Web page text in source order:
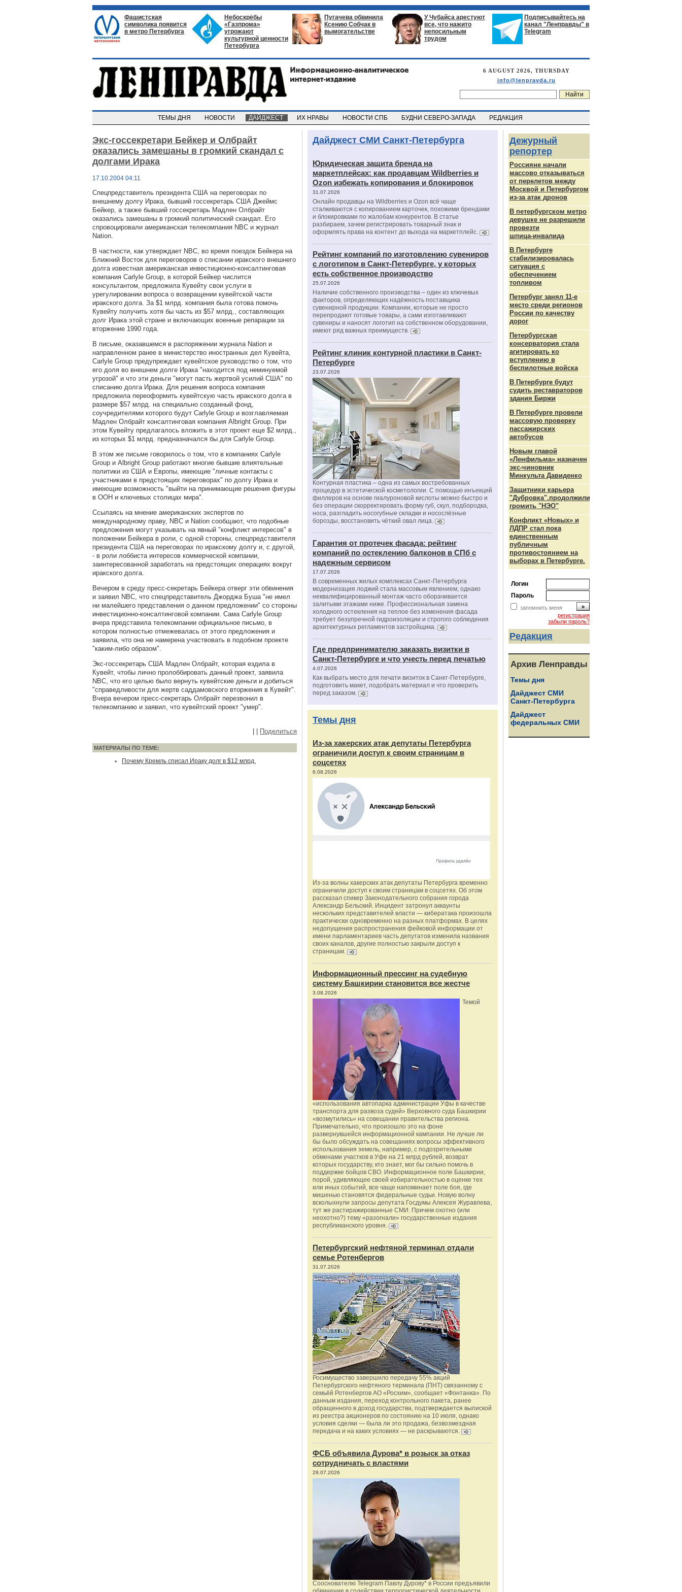
Фашистская
символика появится
в метро Петербурга
Небоскрёбы
«Газпрома»
угрожают
культурной ценности
Петербурга
Пугачева обвинила
Ксению Собчак в
вымогательстве
У Чубайса арестуют
все, что нажито
непосильным
трудом
Подписывайтесь на
канал "Ленправды" в
Telegram
6 AUGUST 2026, THURSDAY
info@lenpravda.ru
ТЕМЫ ДНЯ НОВОСТИ ДАЙДЖЕСТ ИХ НРАВЫ НОВОСТИ СПБ БУДНИ СЕВЕРО-ЗАПАДА РЕДАКЦИЯ
Экс-госсекретари Бейкер и Олбрайт
оказались замешаны в громкий скандал с
долгами Ирака
17.10.2004 04:11
Спецпредставитель президента США на переговорах по
внешнему долгу Ирака, бывший госсекретарь США Джеймс
Бейкер, а также бывший госсекретарь Мадлен Олбрайт
оказались замешаны в громкий политический скандал. Его
спровоцировали американская телекомпания NBC и журнал
Nation.
В частности, как утверждает NBC, во время поездок Бейкера на
Ближний Восток для переговоров о списании иракского внешнего
долга известная американская инвестиционно-консалтинговая
компания Carlyle Group, в которой Бейкер числится
консультантом, предложила Кувейту свои услуги в
урегулировании вопроса о возвращении кувейтской части
иракского долга. За $1 млрд. компания была готова помочь
Кувейту получить хотя бы часть из $57 млрд., составляющих
долг Ирака этой стране и включающих военные репарации за
вторжение 1990 года.
В письме, оказавшемся в распоряжении журнала Nation и
направленном ранее в министерство иностранных дел Кувейта,
Carlyle Group предупреждает кувейтское руководство о том, что
его доля во внешнем долге Ирака "находится под неминуемой
угрозой" и что эти деньги "могут пасть жертвой усилий США" по
списанию долга Ирака. Для решения вопроса компания
предложила переоформить кувейтскую часть иракского долга в
размере $57 млрд. на специально созданный фонд,
соучредителями которого будут Carlyle Group и возглавляемая
Мадлен Олбрайт консалтинговая компания Albright Group. При
этом Кувейту предлагалось вложить в этот проект еще $2 млрд.,
из которых $1 млрд. предназначался бы для Carlyle Group.
В этом же письме говорилось о том, что в компаниях Carlyle
Group и Albright Group работают многие бывшие влиятельные
политики из США и Европы, имеющие "личные контакты с
участниками в предстоящих переговорах" по долгу Ирака и
имеющие возможность "выйти на принимающие решения фигуры
в ООН и ключевых столицах мира".
Ссылаясь на мнение американских экспертов по
международному праву, NBC и Nation сообщают, что подобные
предложения могут указывать на явный "конфликт интересов" в
положении Бейкера в роли, с одной стороны, спецпредставителя
президента США на переговорах по иракскому долгу и, с другой,
- в роли лоббиста интересов коммерческой компании,
заинтересованной заработать на предстоящих операциях вокруг
иракского долга.
Вечером в среду пресс-секретарь Бейкера отверг эти обвинения
и заявил NBC, что спецпредставитель Джорджа Буша "не имел
ни малейшего представления о данном предложении" со стороны
инвестиционно-консалтинговой компании. Сама Carlyle Group
вчера представила телекомпании официальное письмо, в
котором полностью отмежевалась от этого предложения и
заявила, что она не намерена участвовать в подобном проекте
"каким-либо образом".
Экс-госсекретарь США Мадлен Олбрайт, которая ездила в
Кувейт, чтобы лично пролоббировать данный проект, заявила
NBC, что его целью было вернуть кувейтские деньги и добиться
"справедливости для жертв саддамовского вторжения в Кувейт".
Вчера вечером пресс-секретарь Олбрайт перезвонил в
телекомпанию и заявил, что кувейтский проект "умер".
Поделиться
МАТЕРИАЛЫ ПО ТЕМЕ:
Почему Кремль списал Ираку долг в $12 млрд.
Дайджест СМИ Санкт-Петербурга
Юридическая защита бренда на
маркетплейсах: как продавцам Wildberries и
Ozon избежать копирования и блокировок
31.07.2026
Онлайн продавцы на Wildberries и Ozon всё чаще
сталкиваются с копированием карточек, похожими брендами
и блокировками по жалобам конкурентов. В статье
разбираем, зачем регистрировать товарный знак и
оформлять права на контент до выхода на маркетплейс.
Рейтинг компаний по изготовлению сувениров
с логотипом в Санкт-Петербурге, у которых
есть собственное производство
25.07.2026
Наличие собственного производства – один из ключевых
факторов, определяющих надёжность поставщика
сувенирной продукции. Компании, которые не просто
перепродают готовые товары, а сами изготавливают
сувениры и наносят логотип на собственном оборудовании,
имеют ряд важных преимуществ.
Рейтинг клиник контурной пластики в Санкт-
Петербурге
23.07.2026
Контурная пластика – одна из самых востребованных
процедур в эстетической косметологии. С помощью инъекций
филлеров на основе гиалуроновой кислоты можно быстро и
без операции скорректировать форму губ, скул, подбородка,
носа, разгладить носогубные складки и носослёзные
борозды, восстановить чёткий овал лица.
Гарантия от протечек фасада: рейтинг
компаний по остеклению балконов в СПб с
надежным сервисом
17.07.2026
В современных жилых комплексах Санкт-Петербурга
модернизация лоджий стала массовым явлением, однако
неквалифицированный монтаж часто оборачивается
залитыми этажами ниже. Профессиональная замена
холодного остекления на теплое без изменения фасада
требует безупречной гидроизоляции и строгого соблюдения
архитектурных регламентов застройщика.
Где предпринимателю заказать визитки в
Санкт-Петербурге и что учесть перед печатью
4.07.2026
Как выбрать место для печати визиток в Санкт-Петербурге,
подготовить макет, подобрать материал и что проверить
перед заказом.
Темы дня
Из‑за хакерских атак депутаты Петербурга
ограничили доступ к своим страницам в
соцсетях
6.08.2026
Из‑за волны хакерских атак депутаты Петербурга временно
ограничили доступ к своим страницам в соцсетях. Об этом
рассказал спикер Законодательного собрания города
Александр Бельский. Инцидент затронул аккаунты
нескольких представителей власти — кибератака произошла
практически одновременно на разных платформах. В целях
недопущения распространения фейковой информации от
имени парламентариев часть депутатов изменила названия
своих каналов, другие полностью закрыли доступ к
страницам.
Информационный прессинг на судебную
систему Башкирии становится все жестче
3.08.2026
Темой
«использования автопарка администрации Уфы в качестве
транспорта для развоза судей» Верховного суда Башкирии
«возмутились» на совещании правительства региона.
Примечательно, что произошло это на фоне
развернувшейся информационной кампании. Не лучше ли
бы было обсуждать на совещаниях вопросы эффективного
использования земель, например, с подозрительными
обменами участков в Уфе на 21 млрд рублей, возврат
которых государству, кто знает, мог бы сильно помочь в
поддержке бойцов СВО. Информационное поле Башкирии,
порой, удивляющее своей избирательностью в оценке тех
или иных событий, все чаще напоминает поле боя, где
мишенью становятся федеральные судьи. Новую волну
всколыхнули запросы депутата Госдумы Алексея Журавлева,
тут же растиражированные СМИ. Причем охотно (или
неохотно?) тему «разогнали» государственные издания
республиканского уровня.
Петербургский нефтяной терминал отдали
семье Ротенбергов
31.07.2026
Росимущество завершило передачу 55% акций
Петербургского нефтяного терминала (ПНТ) связанному с
семьёй Ротенбергов АО «Росхим», сообщает «Фонтанка». По
данным издания, переход контрольного пакета, ранее
обращенного в доход государства, подтверждается выпиской
из реестра акционеров по состоянию на 10 июля, однако
условия сделки — была ли это продажа, безвозмездная
передача и на каких условиях — не раскрываются.
ФСБ объявила Дурова* в розыск за отказ
сотрудничать с властями
29.07.2026
Сооснователю Telegram Павлу Дурову* в России предъявили
Дежурный
репортер
Россияне начали
массово отказываться
от перелетов между
Москвой и Петербургом
из-за атак дронов
В петербургском метро
девушке не разрешили
провезти
шпица‑инвалида
В Петербурге
стабилизировалась
ситуация с
обеспечением
топливом
Петербург занял 11-е
место среди регионов
России по качеству
дорог
Петербургская
консерватория стала
агитировать ко
вступлению в
беспилотные войска
В Петербурге будут
судить реставраторов
здания Биржи
В Петербурге провели
массовую проверку
пассажирских
автобусов
Новым главой
«Ленфильма» назначен
экс-чиновник
Минкульта Давиденко
Защитники карьера
"Дубровка".продолжили
громить "НЭО"
Конфликт «Новых» и
ЛДПР стал пока
единственным
публичным
противостоянием на
выборах в Петербурге.
Логин
Пароль
запомнить меня
регистрация
забыли пароль?
Редакция
Архив Ленправды
Темы дня
Дайджест СМИ
Санкт-Петербурга
Дайджест
федеральных СМИ